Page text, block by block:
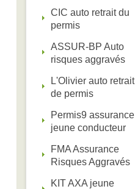
CIC auto retrait du
permis
ASSUR-BP Auto
risques aggravés
L'Olivier auto retrait
de permis
Permis9 assurance
jeune conducteur
FMA Assurance
Risques Aggravés
KIT AXA jeune